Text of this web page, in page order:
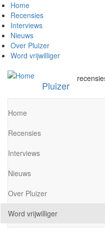
Overslaan
en
naar
de
inhoud
gaan
Home
Recensies
Interviews
Nieuws
Over Pluizer
Word vrijwilliger
Pluizer
Home
Recensies
Interviews
Nieuws
Over Pluizer
Word vrijwilliger